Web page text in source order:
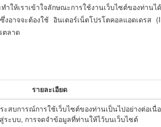
ให้เราเข้าใจลักษณะการใช้งานเว็บไซต์ของท่านไ
าจจะต้องใช้ อินเตอร์เน็ตโปรโตคอลแอดเดรส
ตลาด
รายละเอียด
ะสบการณ์การใช้เว็บไซต์ของท่านเป็นไปอย่างต่อเนื่
ระบบ, การจดจำข้อมูลที่ท่านให้ไว้บนเว็บไซต์